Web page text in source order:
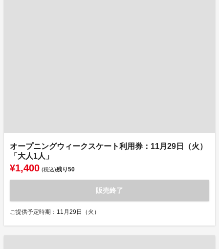
オープニングウィークスケート利用券：11月29日（火）
「大人1人」
¥1,400 (税込)残り50
販売終了
ご提供予定時期：11月29日（火）